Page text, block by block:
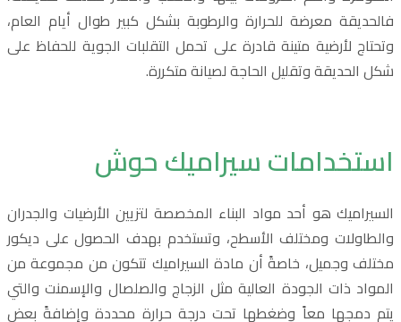
فالحديقة معرضة للحرارة والرطوبة بشكل كبير طوال أيام العام،
وتحتاج لأرضية متينة قادرة على تحمل التقلبات الجوية للحفاظ على
شكل الحديقة وتقليل الحاجة لصيانة متكررة.
استخدامات سيراميك حوش
السيراميك هو أحد مواد البناء المخصصة لتزيين الأرضيات والجدران
والطاولات ومختلف الأسطح، وتستخدم بهدف الحصول على ديكور
مختلف وجميل، خاصةً أن مادة السيراميك تتكون من مجموعة من
المواد ذات الجودة العالية مثل الزجاج والصلصال والإسمنت والتي
يتم دمجها معاً وضغطها تحت درجة حرارة محددة وإضافةً بعض